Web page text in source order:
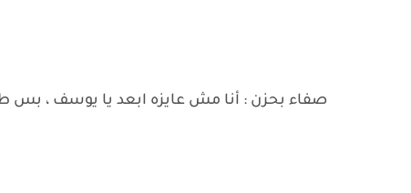
صفاء بحزن : أنا مش عايزه ابعد يا يوسف ، بس